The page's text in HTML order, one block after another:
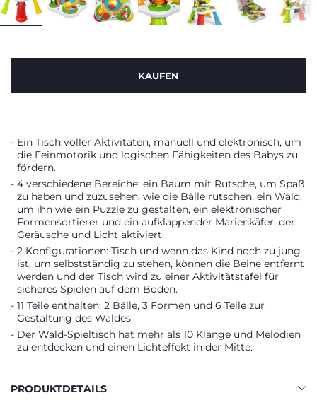
KAUFEN
Ein Tisch voller Aktivitäten, manuell und elektronisch, um
die Feinmotorik und logischen Fähigkeiten des Babys zu
fördern.
4 verschiedene Bereiche: ein Baum mit Rutsche, um Spaß
zu haben und zuzusehen, wie die Bälle rutschen, ein Wald,
um ihn wie ein Puzzle zu gestalten, ein elektronischer
Formensortierer und ein aufklappender Marienkäfer, der
Geräusche und Licht aktiviert.
2 Konfigurationen: Tisch und wenn das Kind noch zu jung
ist, um selbstständig zu stehen, können die Beine entfernt
werden und der Tisch wird zu einer Aktivitätstafel für
sicheres Spielen auf dem Boden.
11 Teile enthalten: 2 Bälle, 3 Formen und 6 Teile zur
Gestaltung des Waldes
Der Wald-Spieltisch hat mehr als 10 Klänge und Melodien
zu entdecken und einen Lichteffekt in der Mitte.
PRODUKTDETAILS